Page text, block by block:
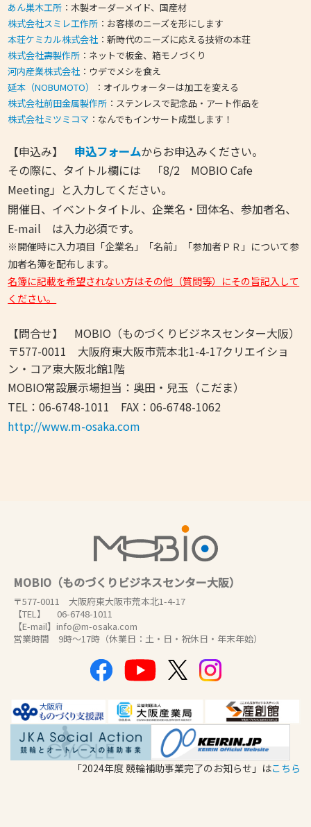
あん巣木工所 ：木製オーダーメイド、国産材
株式会社スミレ工作所 ：お客様のニーズを形にします
本荘ケミカル株式会社 ：新時代のニーズに応える技術の本荘
株式会社壽製作所 ：ネットで板金、箱モノづくり
河内産業株式会社 ：ウデでメシを食え
延本（NOBUMOTO）
：オイルウォーターは加工を変える
株式会社前田金属製作所 ：ステンレスで記念品・アート作品を
株式会社ミツミコマ ：なんでもインサート成型します！
【申込み】 申込フォームからお申込みください。
その際に、タイトル欄には 「8/2 MOBIO Cafe
Meeting」と入力してください。
開催日、イベントタイトル、企業名・団体名、参加者名、
E-mail は入力必須です。
※開催時に入力項目「企業名」「名前」「参加者ＰＲ」について参
加者名簿を配布します。
名簿に記載を希望されない方はその他（質問等）にその旨記入して
ください。
【問合せ】 MOBIO（ものづくりビジネスセンター大阪）
〒577-0011 大阪府東大阪市荒本北1-4-17クリエイショ
ン・コア東大阪北館1階
MOBIO常設展示場担当：奥田・兒玉（こだま）
TEL：06-6748-1011 FAX：06-6748-1062
http://www.m-osaka.com
MOBIO（ものづくりビジネスセンター大阪）
〒577-0011 大阪府東大阪市荒本北1-4-17
【TEL】 06-6748-1011
【E-mail】info@m-osaka.com
営業時間 9時～17時（休業日：土・日・祝休日・年末年始）
「2024年度 競輪補助事業完了のお知らせ」はこちら